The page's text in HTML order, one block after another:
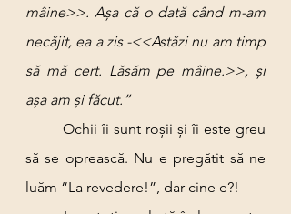
mâine>>. Așa că o dată când m-am
necăjit, ea a zis -<<Astăzi nu am timp
să mă cert. Lăsăm pe mâine.>>, și
așa am și făcut.”
să se oprească. Nu e pregătit să ne
luăm “La revedere!”, dar cine e?!